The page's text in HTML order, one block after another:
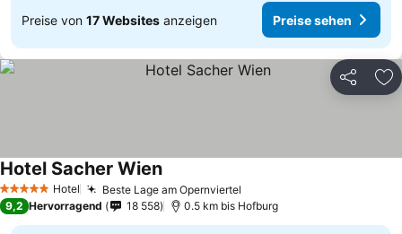
Preise von 17 Websites anzeigen Preise sehen
Teilen
5 Sterne Hotel Beste Lage am Opernviertel
Hotel Sacher WienPreise sehen
9,2 Hervorragend 18 558 0.5 km bis Hofburg